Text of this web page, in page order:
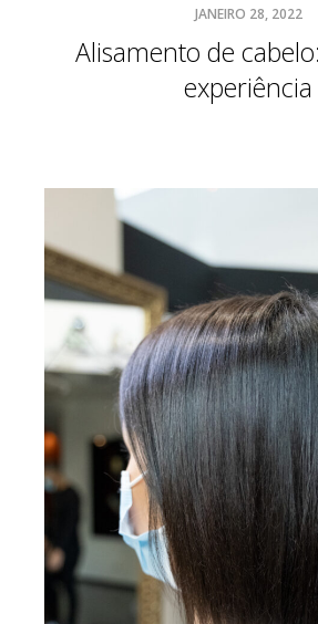
JANEIRO 28, 2022
Alisamento de
experiência